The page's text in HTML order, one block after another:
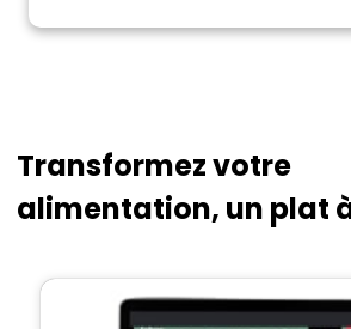
Transformez votre
alimentation, un plat